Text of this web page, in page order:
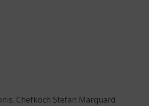
Chefkoch Stefan Marquard